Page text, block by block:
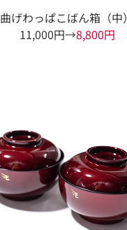
曲げわっぱこばん箱（中）
11,000円→8,800円